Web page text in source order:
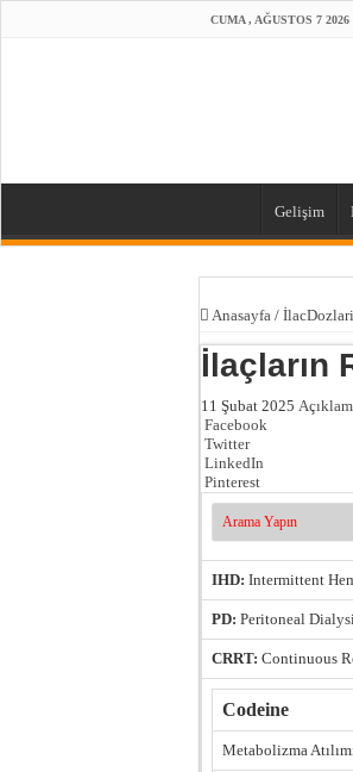
CUMA , AĞUSTOS 7 2026
Gelişim
Anasayfa / İlacDozlari
İlaçların
11 Şubat 2025
Facebook
Twitter
LinkedIn
Pinterest
IHD: Intermittent
PD: Peritoneal
CRRT: Continuous
Codeine
Metabolizma